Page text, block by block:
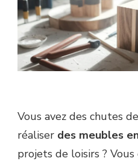
Vous avez des chutes
réaliser des meubles
projets de loisirs ?